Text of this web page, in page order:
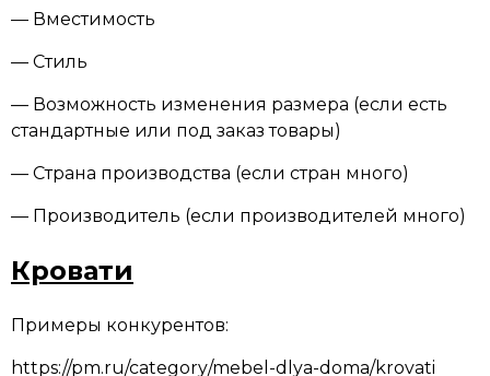
— Вместимость
— Стиль
— Возможность изменения размера (если есть
стандартные или под заказ товары)
— Страна производства (если стран много)
— Производитель (если производителей много)
Кровати
Примеры конкурентов:
https://pm.ru/category/mebel-dlya-doma/krovati